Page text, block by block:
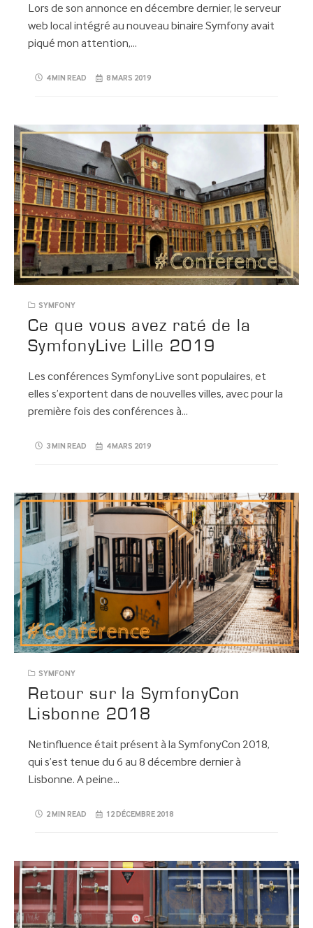
Lors de son annonce en décembre dernier, le serveur
web local intégré au nouveau binaire Symfony avait
piqué mon attention,…
4 MIN READ 8 MARS 2019
SYMFONY
Ce que vous avez raté de la
SymfonyLive Lille 2019
Les conférences SymfonyLive sont populaires, et
elles s’exportent dans de nouvelles villes, avec pour la
première fois des conférences à…
3 MIN READ 4 MARS 2019
SYMFONY
Retour sur la SymfonyCon
Lisbonne 2018
Netinfluence était présent à la SymfonyCon 2018,
qui s’est tenue du 6 au 8 décembre dernier à
Lisbonne. A peine…
2 MIN READ 12 DÉCEMBRE 2018